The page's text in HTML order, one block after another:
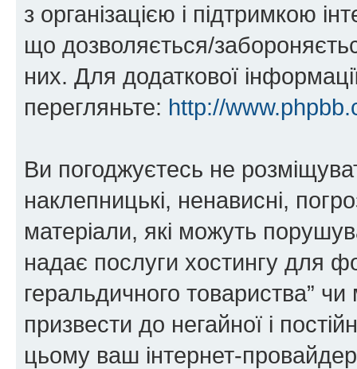
з організацією і підтримкою
що дозволяється/
них. Для додаткової
перегляньте: http://
Ви погоджуєтесь не
наклепницькі, ненависні,
матеріали, які можуть
надає послуги хостингу для
геральдичного товариства”
призвести до негайної і
цьому ваш інтернет-